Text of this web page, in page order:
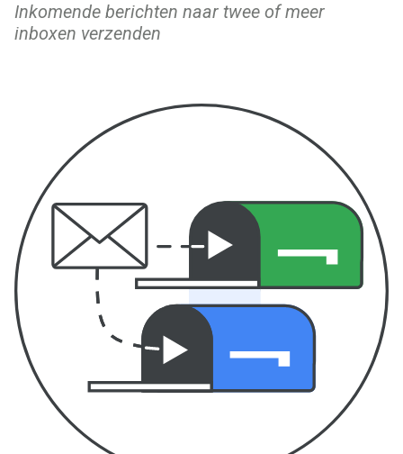
Inkomende berichten naar twee of meer
inboxen verzenden